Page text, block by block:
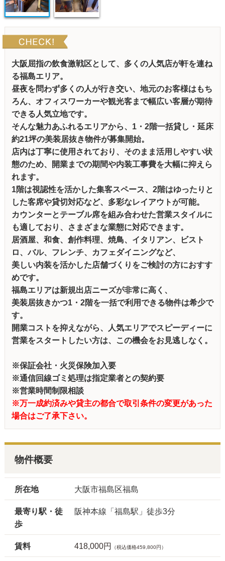
大阪屈指の飲食激戦区として、多くの人気店が軒を連ね
る福島エリア。
昼夜を問わず多くの人が行き交い、地元のお客様はもち
ろん、オフィスワーカーや観光客まで幅広い客層が期待
できる人気立地です。
そんな魅力あふれるエリアから、1・2階一括貸し・延床
約21坪の美装居抜き物件が募集開始。
店内は丁寧に使用されており、そのまま活用しやすい状
態のため、開業までの期間や内装工事費を大幅に抑えら
れます。
1階は視認性を活かした集客スペース、2階はゆったりと
した客席や貸切対応など、多彩なレイアウトが可能。
カウンターとテーブル席を組み合わせた営業スタイルに
も適しており、さまざまな業態に対応できます。
居酒屋、和食、創作料理、焼鳥、イタリアン、ビスト
ロ、バル、フレンチ、カフェダイニングなど、
美しい内装を活かした店舗づくりをご検討の方におすす
めです。
福島エリアは新規出店ニーズが非常に高く、
美装居抜きかつ1・2階を一括で利用できる物件は希少で
す。
開業コストを抑えながら、人気エリアでスピーディーに
営業をスタートしたい方は、この機会をお見逃しなく。
※保証会社・火災保険加入要
※通信回線ゴミ処理は指定業者との契約要
※営業時間制限相談
※万一成約済みや貸主の都合で取引条件の変更があった
場合はご了承下さい。
物件概要
所在地 大阪市福島区福島
最寄り駅・徒
歩
阪神本線「福島駅」徒歩3分
賃料 418,000円 （税込価格459,800円）